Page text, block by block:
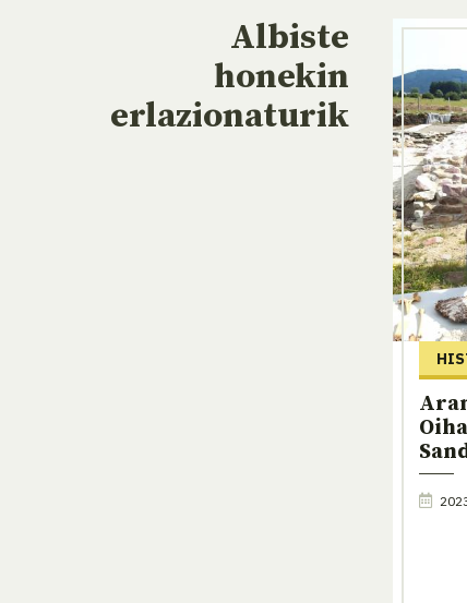
Albiste
honekin
erlazionaturik